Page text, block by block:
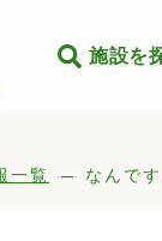
施設を
一覧 なんで